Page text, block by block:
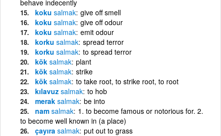
behave indecently
koku salmak give off smell
koku salmak give off odour
koku salmak emit odour
korku salmak spread terror
korku salmak to spread terror
kök salmak plant
kök salmak strike
kök salmak to take root, to strike root, to root
kılavuz salmak to hob
merak salmak be into
nam salmak 1. to become famous or notorious for. 2.
to become well known in (a place)
çayıra salmak put out to grass